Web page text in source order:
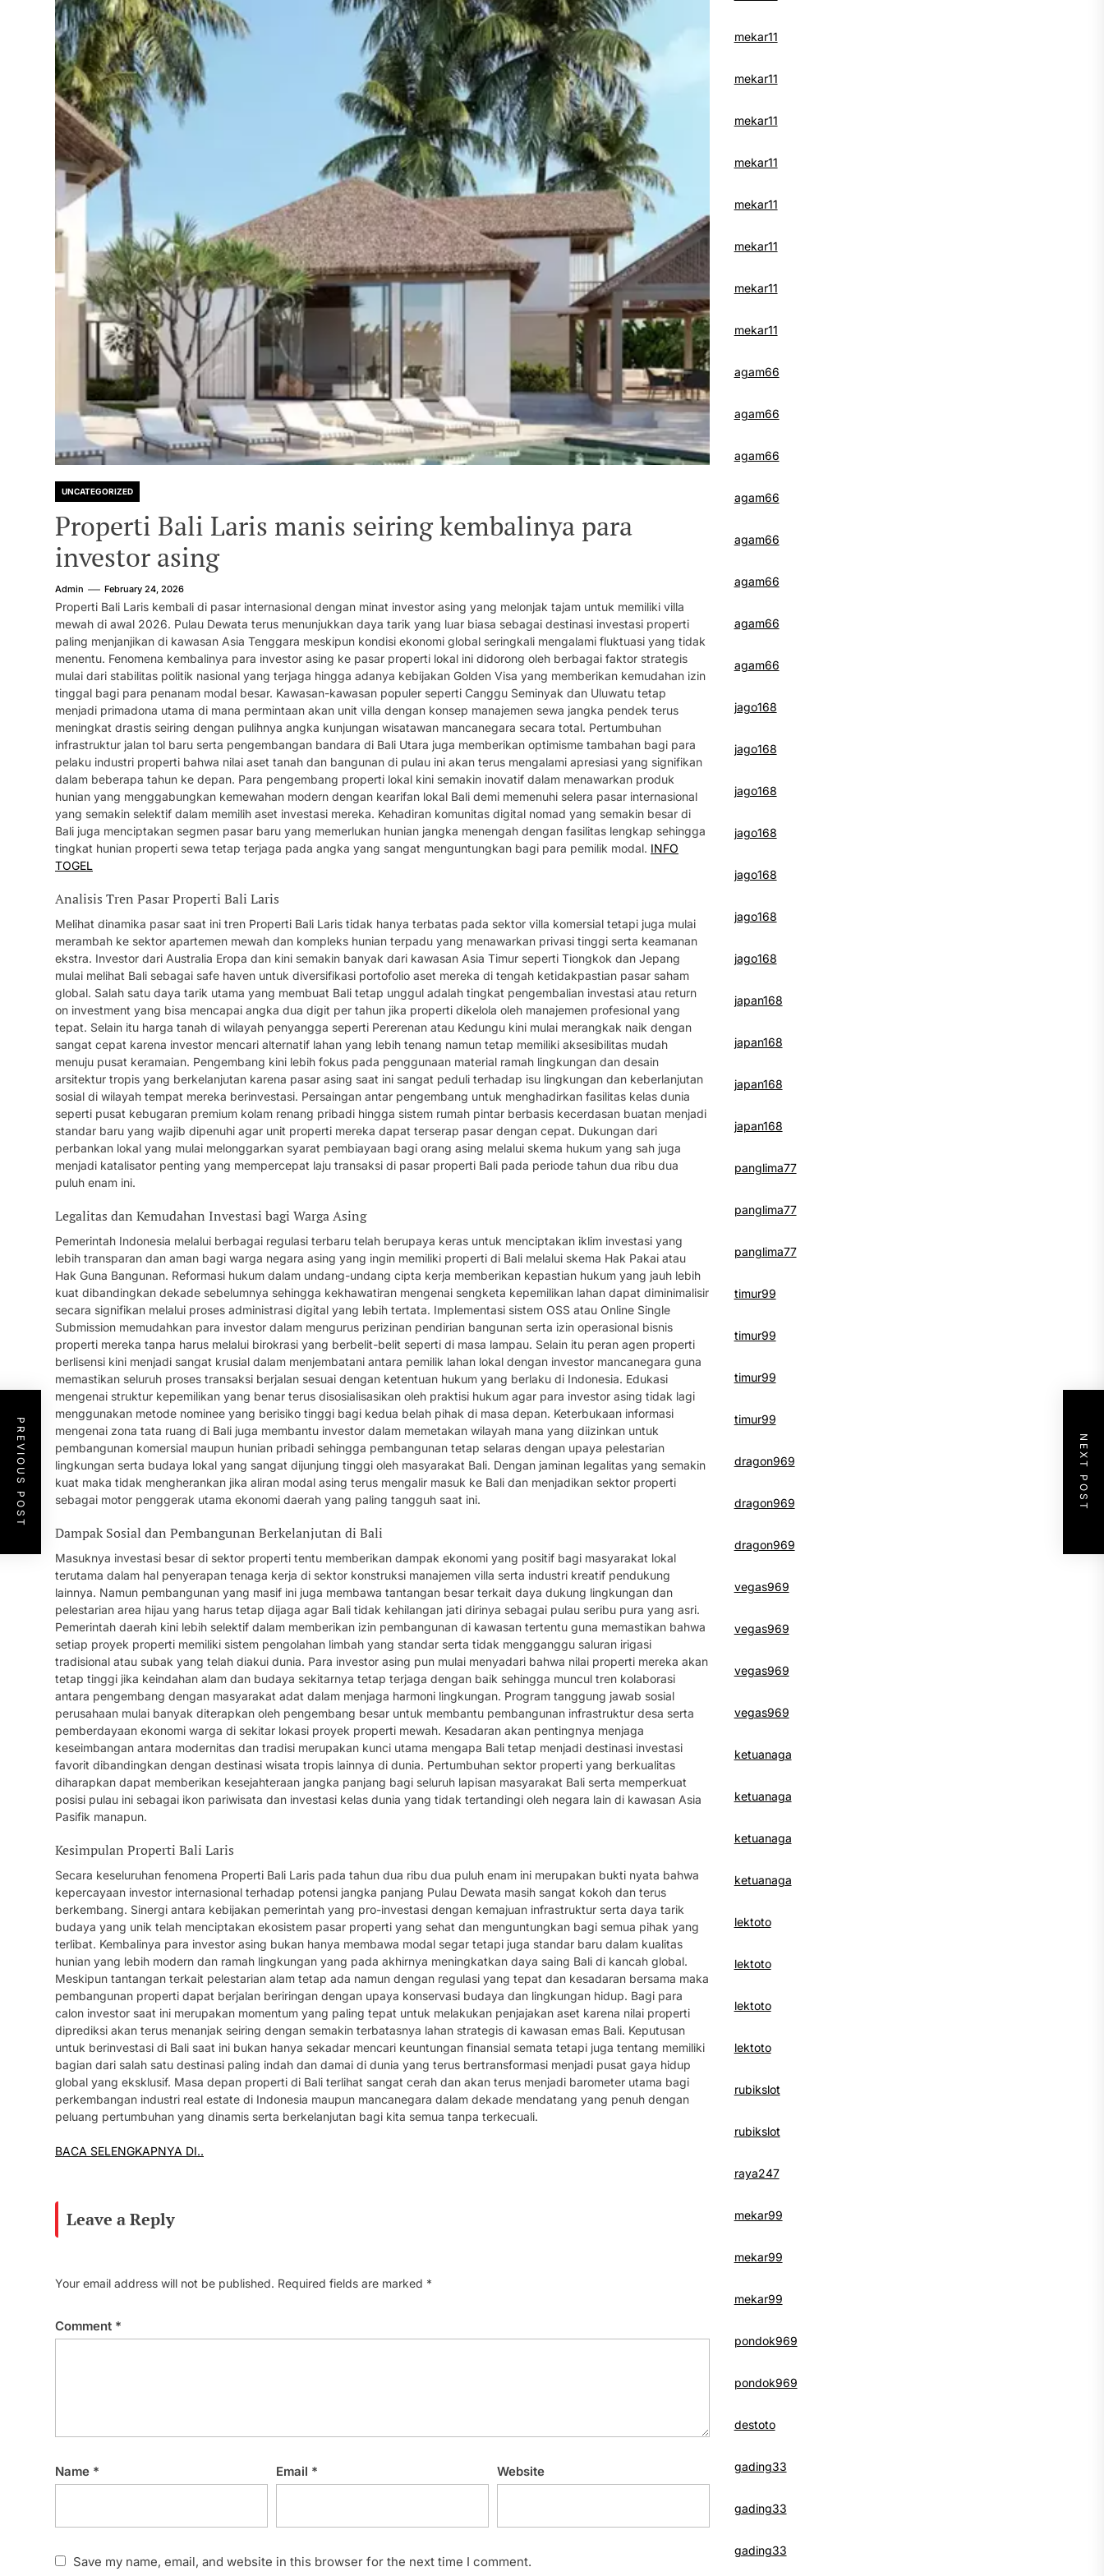
UNCATEGORIZED
Properti Bali Laris manis seiring kembalinya para
investor asing
Admin February 24, 2026
Properti Bali Laris kembali di pasar internasional dengan minat investor asing yang melonjak tajam untuk memiliki villa
mewah di awal 2026. Pulau Dewata terus menunjukkan daya tarik yang luar biasa sebagai destinasi investasi properti
paling menjanjikan di kawasan Asia Tenggara meskipun kondisi ekonomi global seringkali mengalami fluktuasi yang tidak
menentu. Fenomena kembalinya para investor asing ke pasar properti lokal ini didorong oleh berbagai faktor strategis
mulai dari stabilitas politik nasional yang terjaga hingga adanya kebijakan Golden Visa yang memberikan kemudahan izin
tinggal bagi para penanam modal besar. Kawasan-kawasan populer seperti Canggu Seminyak dan Uluwatu tetap
menjadi primadona utama di mana permintaan akan unit villa dengan konsep manajemen sewa jangka pendek terus
meningkat drastis seiring dengan pulihnya angka kunjungan wisatawan mancanegara secara total. Pertumbuhan
infrastruktur jalan tol baru serta pengembangan bandara di Bali Utara juga memberikan optimisme tambahan bagi para
pelaku industri properti bahwa nilai aset tanah dan bangunan di pulau ini akan terus mengalami apresiasi yang signifikan
dalam beberapa tahun ke depan. Para pengembang properti lokal kini semakin inovatif dalam menawarkan produk
hunian yang menggabungkan kemewahan modern dengan kearifan lokal Bali demi memenuhi selera pasar internasional
yang semakin selektif dalam memilih aset investasi mereka. Kehadiran komunitas digital nomad yang semakin besar di
Bali juga menciptakan segmen pasar baru yang memerlukan hunian jangka menengah dengan fasilitas lengkap sehingga
tingkat hunian properti sewa tetap terjaga pada angka yang sangat menguntungkan bagi para pemilik modal. INFO
TOGEL
Analisis Tren Pasar Properti Bali Laris
Melihat dinamika pasar saat ini tren Properti Bali Laris tidak hanya terbatas pada sektor villa komersial tetapi juga mulai
merambah ke sektor apartemen mewah dan kompleks hunian terpadu yang menawarkan privasi tinggi serta keamanan
ekstra. Investor dari Australia Eropa dan kini semakin banyak dari kawasan Asia Timur seperti Tiongkok dan Jepang
mulai melihat Bali sebagai safe haven untuk diversifikasi portofolio aset mereka di tengah ketidakpastian pasar saham
global. Salah satu daya tarik utama yang membuat Bali tetap unggul adalah tingkat pengembalian investasi atau return
on investment yang bisa mencapai angka dua digit per tahun jika properti dikelola oleh manajemen profesional yang
tepat. Selain itu harga tanah di wilayah penyangga seperti Pererenan atau Kedungu kini mulai merangkak naik dengan
sangat cepat karena investor mencari alternatif lahan yang lebih tenang namun tetap memiliki aksesibilitas mudah
menuju pusat keramaian. Pengembang kini lebih fokus pada penggunaan material ramah lingkungan dan desain
arsitektur tropis yang berkelanjutan karena pasar asing saat ini sangat peduli terhadap isu lingkungan dan keberlanjutan
sosial di wilayah tempat mereka berinvestasi. Persaingan antar pengembang untuk menghadirkan fasilitas kelas dunia
seperti pusat kebugaran premium kolam renang pribadi hingga sistem rumah pintar berbasis kecerdasan buatan menjadi
standar baru yang wajib dipenuhi agar unit properti mereka dapat terserap pasar dengan cepat. Dukungan dari
perbankan lokal yang mulai melonggarkan syarat pembiayaan bagi orang asing melalui skema hukum yang sah juga
menjadi katalisator penting yang mempercepat laju transaksi di pasar properti Bali pada periode tahun dua ribu dua
puluh enam ini.
Legalitas dan Kemudahan Investasi bagi Warga Asing
Pemerintah Indonesia melalui berbagai regulasi terbaru telah berupaya keras untuk menciptakan iklim investasi yang
lebih transparan dan aman bagi warga negara asing yang ingin memiliki properti di Bali melalui skema Hak Pakai atau
Hak Guna Bangunan. Reformasi hukum dalam undang-undang cipta kerja memberikan kepastian hukum yang jauh lebih
kuat dibandingkan dekade sebelumnya sehingga kekhawatiran mengenai sengketa kepemilikan lahan dapat diminimalisir
secara signifikan melalui proses administrasi digital yang lebih tertata. Implementasi sistem OSS atau Online Single
Submission memudahkan para investor dalam mengurus perizinan pendirian bangunan serta izin operasional bisnis
properti mereka tanpa harus melalui birokrasi yang berbelit-belit seperti di masa lampau. Selain itu peran agen properti
berlisensi kini menjadi sangat krusial dalam menjembatani antara pemilik lahan lokal dengan investor mancanegara guna
memastikan seluruh proses transaksi berjalan sesuai dengan ketentuan hukum yang berlaku di Indonesia. Edukasi
mengenai struktur kepemilikan yang benar terus disosialisasikan oleh praktisi hukum agar para investor asing tidak lagi
menggunakan metode nominee yang berisiko tinggi bagi kedua belah pihak di masa depan. Keterbukaan informasi
mengenai zona tata ruang di Bali juga membantu investor dalam memetakan wilayah mana yang diizinkan untuk
pembangunan komersial maupun hunian pribadi sehingga pembangunan tetap selaras dengan upaya pelestarian
lingkungan serta budaya lokal yang sangat dijunjung tinggi oleh masyarakat Bali. Dengan jaminan legalitas yang semakin
kuat maka tidak mengherankan jika aliran modal asing terus mengalir masuk ke Bali dan menjadikan sektor properti
sebagai motor penggerak utama ekonomi daerah yang paling tangguh saat ini.
Dampak Sosial dan Pembangunan Berkelanjutan di Bali
Masuknya investasi besar di sektor properti tentu memberikan dampak ekonomi yang positif bagi masyarakat lokal
terutama dalam hal penyerapan tenaga kerja di sektor konstruksi manajemen villa serta industri kreatif pendukung
lainnya. Namun pembangunan yang masif ini juga membawa tantangan besar terkait daya dukung lingkungan dan
pelestarian area hijau yang harus tetap dijaga agar Bali tidak kehilangan jati dirinya sebagai pulau seribu pura yang asri.
Pemerintah daerah kini lebih selektif dalam memberikan izin pembangunan di kawasan tertentu guna memastikan bahwa
setiap proyek properti memiliki sistem pengolahan limbah yang standar serta tidak mengganggu saluran irigasi
tradisional atau subak yang telah diakui dunia. Para investor asing pun mulai menyadari bahwa nilai properti mereka akan
tetap tinggi jika keindahan alam dan budaya sekitarnya tetap terjaga dengan baik sehingga muncul tren kolaborasi
antara pengembang dengan masyarakat adat dalam menjaga harmoni lingkungan. Program tanggung jawab sosial
perusahaan mulai banyak diterapkan oleh pengembang besar untuk membantu pembangunan infrastruktur desa serta
pemberdayaan ekonomi warga di sekitar lokasi proyek properti mewah. Kesadaran akan pentingnya menjaga
keseimbangan antara modernitas dan tradisi merupakan kunci utama mengapa Bali tetap menjadi destinasi investasi
favorit dibandingkan dengan destinasi wisata tropis lainnya di dunia. Pertumbuhan sektor properti yang berkualitas
diharapkan dapat memberikan kesejahteraan jangka panjang bagi seluruh lapisan masyarakat Bali serta memperkuat
posisi pulau ini sebagai ikon pariwisata dan investasi kelas dunia yang tidak tertandingi oleh negara lain di kawasan Asia
Pasifik manapun.
Kesimpulan Properti Bali Laris
Secara keseluruhan fenomena Properti Bali Laris pada tahun dua ribu dua puluh enam ini merupakan bukti nyata bahwa
kepercayaan investor internasional terhadap potensi jangka panjang Pulau Dewata masih sangat kokoh dan terus
berkembang. Sinergi antara kebijakan pemerintah yang pro-investasi dengan kemajuan infrastruktur serta daya tarik
budaya yang unik telah menciptakan ekosistem pasar properti yang sehat dan menguntungkan bagi semua pihak yang
terlibat. Kembalinya para investor asing bukan hanya membawa modal segar tetapi juga standar baru dalam kualitas
hunian yang lebih modern dan ramah lingkungan yang pada akhirnya meningkatkan daya saing Bali di kancah global.
Meskipun tantangan terkait pelestarian alam tetap ada namun dengan regulasi yang tepat dan kesadaran bersama maka
pembangunan properti dapat berjalan beriringan dengan upaya konservasi budaya dan lingkungan hidup. Bagi para
calon investor saat ini merupakan momentum yang paling tepat untuk melakukan penjajakan aset karena nilai properti
diprediksi akan terus menanjak seiring dengan semakin terbatasnya lahan strategis di kawasan emas Bali. Keputusan
untuk berinvestasi di Bali saat ini bukan hanya sekadar mencari keuntungan finansial semata tetapi juga tentang memiliki
bagian dari salah satu destinasi paling indah dan damai di dunia yang terus bertransformasi menjadi pusat gaya hidup
global yang eksklusif. Masa depan properti di Bali terlihat sangat cerah dan akan terus menjadi barometer utama bagi
perkembangan industri real estate di Indonesia maupun mancanegara dalam dekade mendatang yang penuh dengan
peluang pertumbuhan yang dinamis serta berkelanjutan bagi kita semua tanpa terkecuali.
BACA SELENGKAPNYA DI..
Leave a Reply
Your email address will not be published. Required fields are marked *
Comment *
Name * Email * Website
Save my name, email, and website in this browser for the next time I comment.
PREVIOUS POST NEXT POST
mekar11
mekar11
mekar11
mekar11
mekar11
mekar11
mekar11
mekar11
agam66
agam66
agam66
agam66
agam66
agam66
agam66
agam66
jago168
jago168
jago168
jago168
jago168
jago168
jago168
japan168
japan168
japan168
japan168
panglima77
panglima77
panglima77
timur99
timur99
timur99
timur99
dragon969
dragon969
dragon969
vegas969
vegas969
vegas969
vegas969
ketuanaga
ketuanaga
ketuanaga
ketuanaga
lektoto
lektoto
lektoto
lektoto
rubikslot
rubikslot
raya247
mekar99
mekar99
mekar99
pondok969
pondok969
destoto
gading33
gading33
gading33